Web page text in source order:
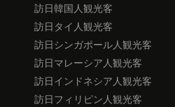
訪日韓国人観光客
訪日タイ人観光客
訪日シンガポール人観光客
訪日マレーシア人観光客
訪日インドネシア人観光客
訪日フィリピン人観光客